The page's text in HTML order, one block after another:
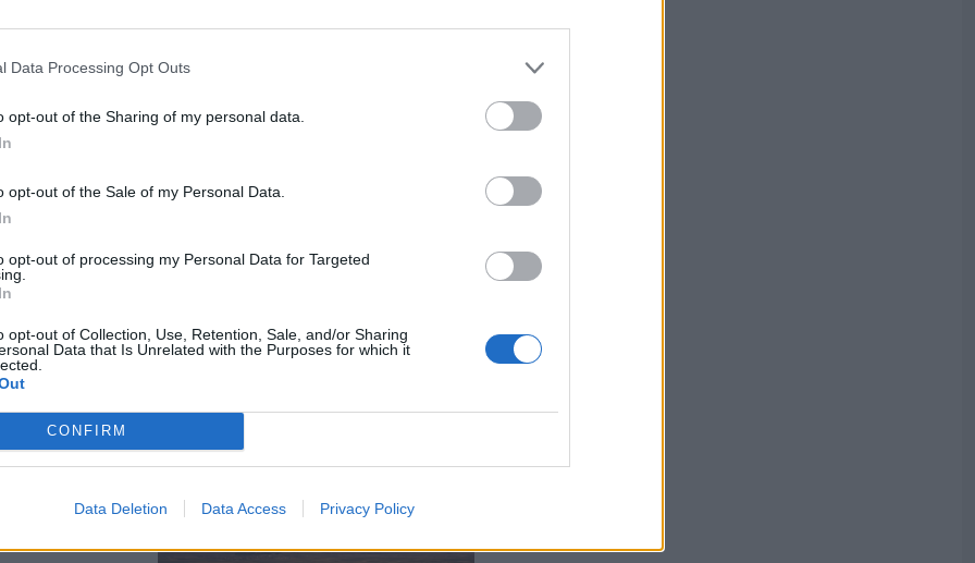
Data Processing Opt Outs
opt-out of the Sharing of my personal data.
opt-out of the Sale of my Personal Data.
opt-out of processing my Personal Data for Targeted
opt-out of Collection, Use, Retention, Sale, and/or Sharing
Data that Is Unrelated with the Purposes for which it
CONFIRM
Data Deletion Data Access Privacy Policy
helyi
felújítási
azt
feltétele